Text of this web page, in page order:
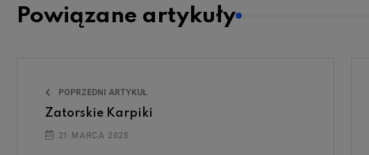
Powiązane artykuły
POPRZEDNI ARTYKUŁ
Zatorskie Karpiki
21 MARCA 2025